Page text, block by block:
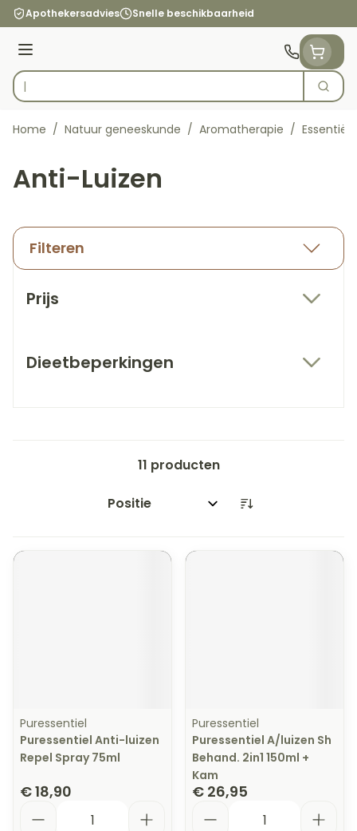
Ga naar de inhoud
Apothekersadvies Snelle beschikbaarheid
Menu
Product, merk, categorie...
Zoek
Home / Natuur geneeskunde / Aromatherapie /
Anti-Luizen
Filteren
Prijs
Dieetbeperkingen
11 producten
Sorteer op:
Puressentiel
Puressentiel Anti-luizen
Repel Spray 75ml
€ 18,90
Puressentiel
Puressentiel A/luizen Sh
Behand. 2in1 150ml +
Kam
€ 26,95